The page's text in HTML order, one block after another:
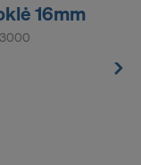
16mm